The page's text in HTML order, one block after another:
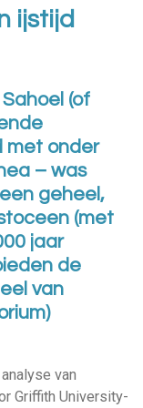
ijstijd
(of
met onder
– was
geheel,
(met
jaar
de
van
van
Griffith University-